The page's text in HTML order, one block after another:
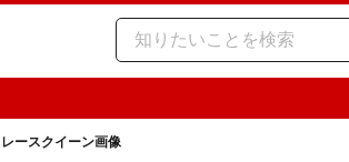
ースクイーン画像